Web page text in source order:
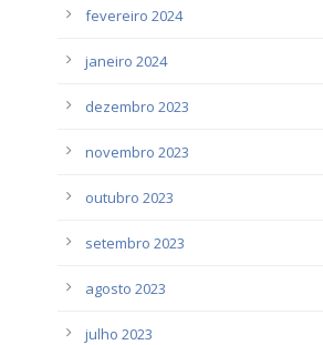
fevereiro 2024
janeiro 2024
dezembro 2023
novembro 2023
outubro 2023
setembro 2023
agosto 2023
julho 2023